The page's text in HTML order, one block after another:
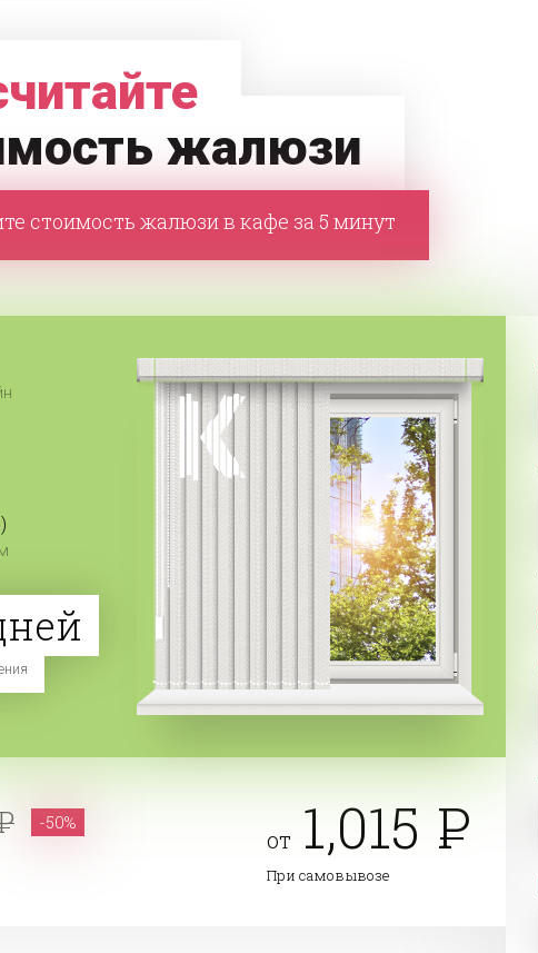
жалюзи
стоимость жалюзи в кафе за 5 минут
-50%
от 1,015
При самовывозе